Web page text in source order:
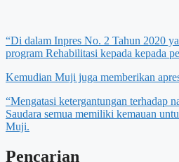
“Di dalam Inpres No. 2 Tahun 2020
program Rehabilitasi kepada kepada
Kemudian Muji juga memberikan
“Mengatasi ketergantungan terhadap
Saudara semua memiliki kemauan
Muji.
Pencarian